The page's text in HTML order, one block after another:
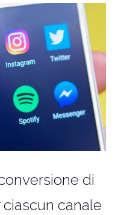
di
canale